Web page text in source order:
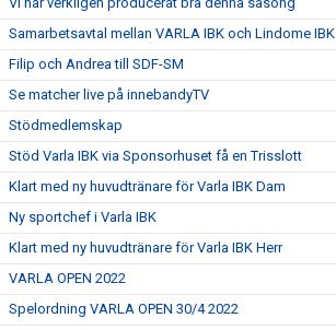
Samarbetsavtal mellan VARLA IBK och Lindome IBK
Filip och Andrea till SDF-SM
Se matcher live på innebandyTV
Stödmedlemskap
Stöd Varla IBK via Sponsorhuset få en Trisslott
Klart med ny huvudtränare för Varla IBK Dam
Ny sportchef i Varla IBK
Klart med ny huvudtränare för Varla IBK Herr
VARLA OPEN 2022
Spelordning VARLA OPEN 30/4 2022